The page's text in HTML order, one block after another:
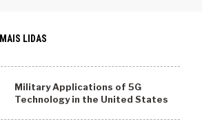
MAIS LIDAS
Military Applications of 5G
Technology in the United States